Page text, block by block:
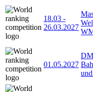
18.03 -
26.03.2027
01.05.2027